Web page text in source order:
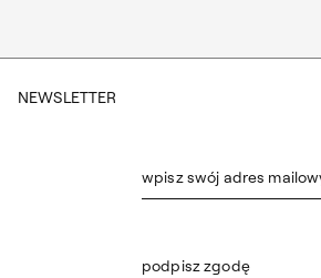
NEWSLETTER
wpisz swój adres
podpisz zgodę